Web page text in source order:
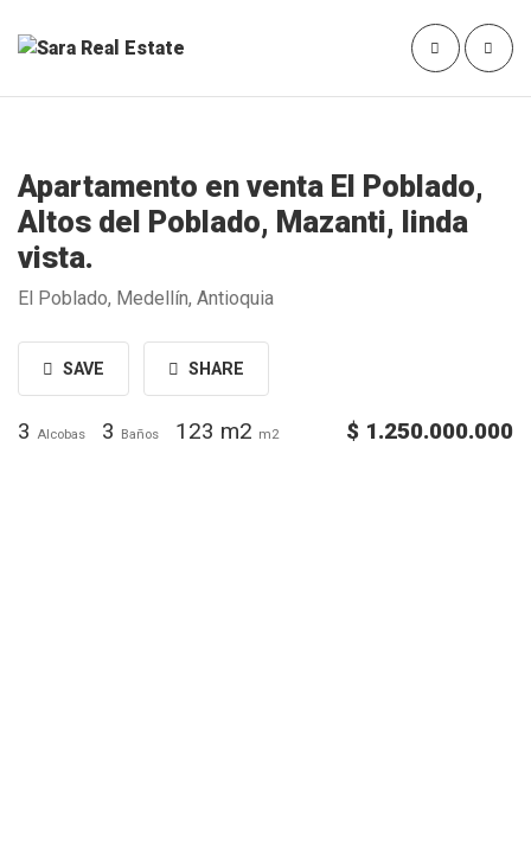
Apartamento en venta El Poblado,
Altos del Poblado, Mazanti, linda
vista.
El Poblado, Medellín, Antioquia
SAVE SHARE
3 Alcobas 3 Baños 123 m2 m2 $ 1.250.000.000